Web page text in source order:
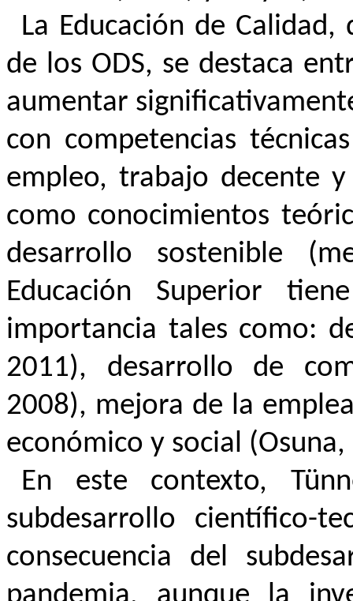
La Educación de
de los ODS, se destaca
aumentar
con competencias
empleo, trabajo decente
como conocimientos
desarrollo sostenible
Educación Superior
importancia tales como:
2011), desarrollo de
2008), mejora de la
económico y social
En este contexto,
subdesarrollo científico-
consecuencia del